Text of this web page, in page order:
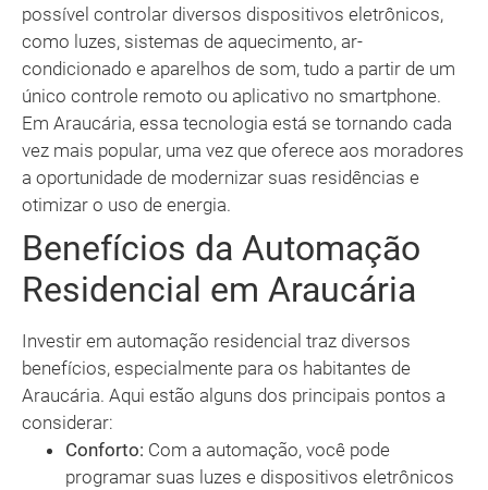
possível controlar diversos dispositivos eletrônicos,
como luzes, sistemas de aquecimento, ar-
condicionado e aparelhos de som, tudo a partir de um
único controle remoto ou aplicativo no smartphone.
Em Araucária, essa tecnologia está se tornando cada
vez mais popular, uma vez que oferece aos moradores
a oportunidade de modernizar suas residências e
otimizar o uso de energia.
Benefícios da Automação
Residencial em Araucária
Investir em automação residencial traz diversos
benefícios, especialmente para os habitantes de
Araucária. Aqui estão alguns dos principais pontos a
considerar:
Conforto: Com a automação, você pode
programar suas luzes e dispositivos eletrônicos